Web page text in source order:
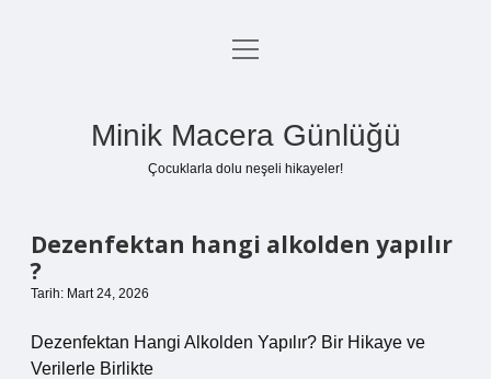
Anasayfa
menüyü
Minik Macera Günlüğü
Çocuklarla dolu neşeli hikayeler!
Dezenfektan hangi alkolden yapılır
?
Tarih: Mart 24, 2026
Dezenfektan Hangi Alkolden Yapılır? Bir Hikaye ve
Verilerle Birlikte